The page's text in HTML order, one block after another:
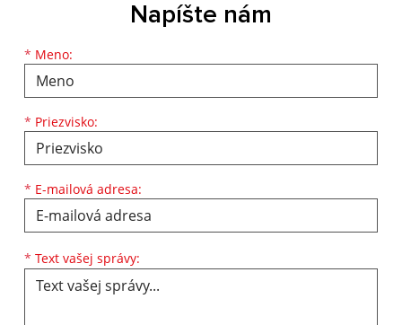
Napíšte nám
* Meno:
Meno
* Priezvisko:
Priezvisko
* E-mailová adresa:
E-mailová adresa
* Text vašej správy: